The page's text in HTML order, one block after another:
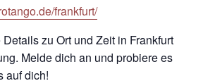
frankfurt/
zu Ort und Zeit in Frankfurt
Melde dich an und probiere es
auf dich!